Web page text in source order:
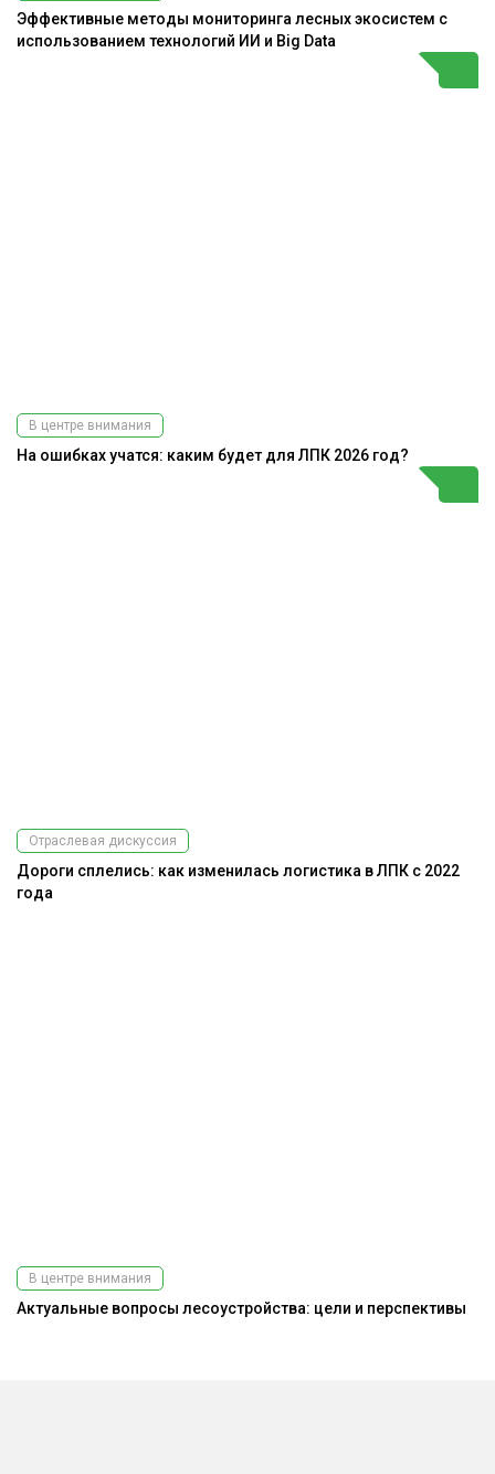
Эффективные методы мониторинга лесных экосистем с
использованием технологий ИИ и Big Data
В центре внимания
На ошибках учатся: каким будет для ЛПК 2026 год?
Отраслевая дискуссия
Дороги сплелись: как изменилась логистика в ЛПК с 2022
года
В центре внимания
Актуальные вопросы лесоустройства: цели и перспективы